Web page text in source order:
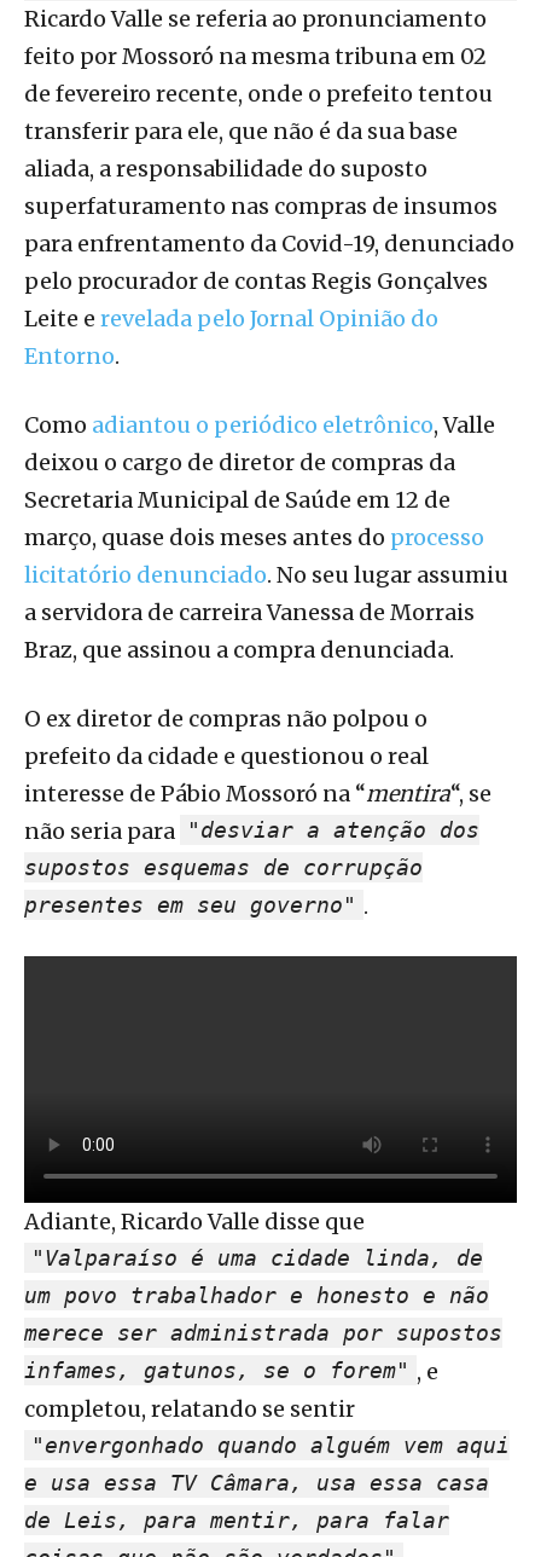
Ricardo Valle se referia ao pronunciamento
feito por Mossoró na mesma tribuna em 02
de fevereiro recente, onde o prefeito tentou
transferir para ele, que não é da sua base
aliada, a responsabilidade do suposto
superfaturamento nas compras de insumos
para enfrentamento da Covid-19, denunciado
pelo procurador de contas Regis Gonçalves
Leite e revelada pelo Jornal Opinião do
Entorno.
Como adiantou o periódico eletrônico, Valle
deixou o cargo de diretor de compras da
Secretaria Municipal de Saúde em 12 de
março, quase dois meses antes do processo
licitatório denunciado. No seu lugar assumiu
a servidora de carreira Vanessa de Morrais
Braz, que assinou a compra denunciada.
O ex diretor de compras não polpou o
prefeito da cidade e questionou o real
interesse de Pábio Mossoró na “mentira“, se
não seria para
"desviar a atenção dos
supostos esquemas de corrupção
presentes em seu governo" .
Adiante, Ricardo Valle disse que
"Valparaíso é uma cidade linda, de
um povo trabalhador e honesto e não
merece ser administrada por supostos
infames, gatunos, se o forem" , e
completou, relatando se sentir
"envergonhado quando alguém vem aqui
e usa essa TV Câmara, usa essa casa
de Leis, para mentir, para falar